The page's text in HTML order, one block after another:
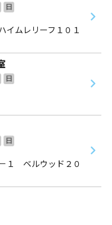
日
ムレリーフ１０１
日
日
１ ベルウッド２０